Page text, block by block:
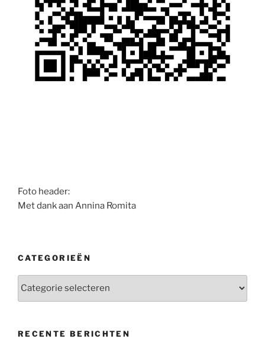
Foto header:
Met dank aan Annina Romita
CATEGORIEËN
RECENTE BERICHTEN